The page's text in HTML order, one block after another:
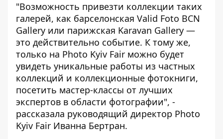
"Возможность привезти коллекции таких
галерей, как барселонская Valid Foto BCN
Gallery или парижская Karavan Gallery —
это действительно событие. К тому же,
только на Photo Kyiv Fair можно будет
увидеть уникальные работы из частных
коллекций и коллекционные фотокниги,
посетить мастер-классы от лучших
экспертов в области фотографии", -
рассказала руководящий директор Photo
Kyiv Fair Иванна Бертран.